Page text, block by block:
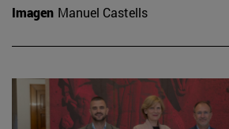
Imagen Manuel Castells